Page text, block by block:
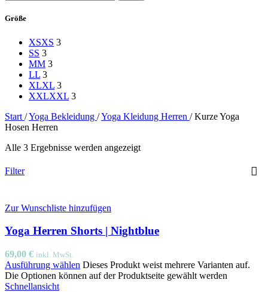
Größe
XSXS 3
SS 3
MM 3
LL 3
XLXL 3
XXLXXL 3
Start /Yoga Bekleidung /Yoga Kleidung Herren / Kurze Yoga
Hosen Herren
Alle 3 Ergebnisse werden angezeigt
Filter
Zur Wunschliste hinzufügen
Yoga Herren Shorts | Nightblue
69,00 € inkl. MwSt.
Ausführung wählen Dieses Produkt weist mehrere Varianten auf.
Die Optionen können auf der Produktseite gewählt werden
Schnellansicht